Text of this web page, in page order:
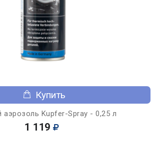
Купить
Kupfer-Spray - 0,25 л
1 119